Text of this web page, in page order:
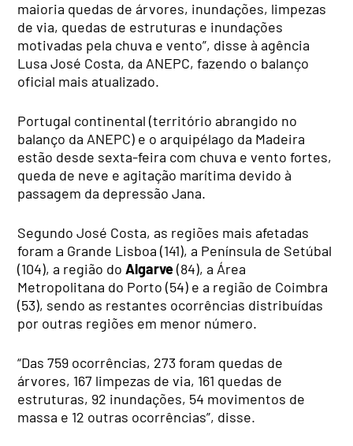
maioria quedas de árvores, inundações, limpezas
de via, quedas de estruturas e inundações
motivadas pela chuva e vento”, disse à agência
Lusa José Costa, da ANEPC, fazendo o balanço
oficial mais atualizado.
Portugal continental (território abrangido no
balanço da ANEPC) e o arquipélago da Madeira
estão desde sexta-feira com chuva e vento fortes,
queda de neve e agitação marítima devido à
passagem da depressão Jana.
Segundo José Costa, as regiões mais afetadas
foram a Grande Lisboa (141), a Península de Setúbal
(104), a região doAlgarve(84), a Área
Metropolitana do Porto (54) e a região de Coimbra
(53), sendo as restantes ocorrências distribuídas
por outras regiões em menor número.
“Das 759 ocorrências, 273 foram quedas de
árvores, 167 limpezas de via, 161 quedas de
estruturas, 92 inundações, 54 movimentos de
massa e 12 outras ocorrências”, disse.